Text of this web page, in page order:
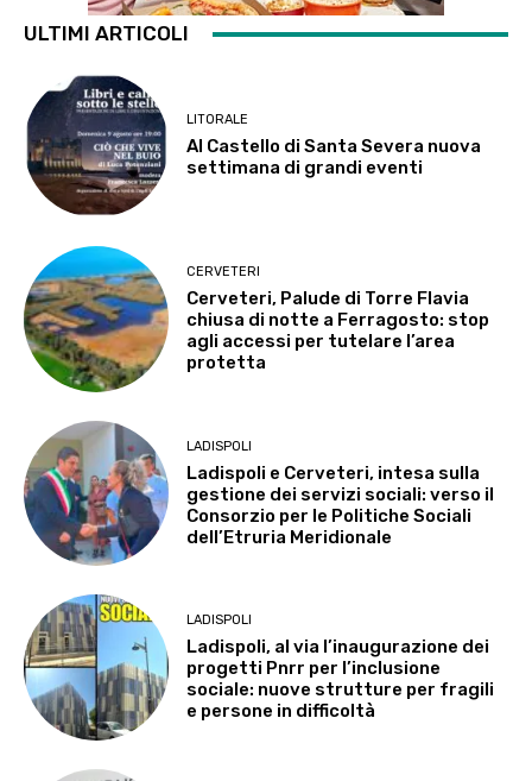
ULTIMI ARTICOLI
LITORALE
Al Castello di Santa Severa nuova
settimana di grandi eventi
CERVETERI
Cerveteri, Palude di Torre Flavia
chiusa di notte a Ferragosto: stop
agli accessi per tutelare l’area
protetta
LADISPOLI
Ladispoli e Cerveteri, intesa sulla
gestione dei servizi sociali: verso il
Consorzio per le Politiche Sociali
dell’Etruria Meridionale
LADISPOLI
Ladispoli, al via l’inaugurazione dei
progetti Pnrr per l’inclusione
sociale: nuove strutture per fragili
e persone in difficoltà